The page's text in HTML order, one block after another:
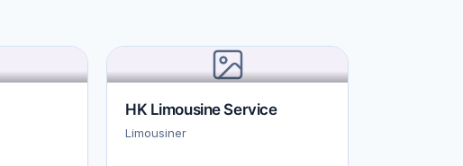
HK Limousine Service
Limousiner